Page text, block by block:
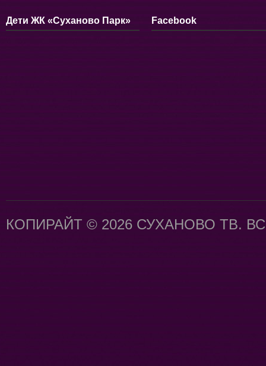
Дети ЖК «Суханово Парк» Facebook
КОПИРАЙТ © 2026 СУХАНОВО ТВ.